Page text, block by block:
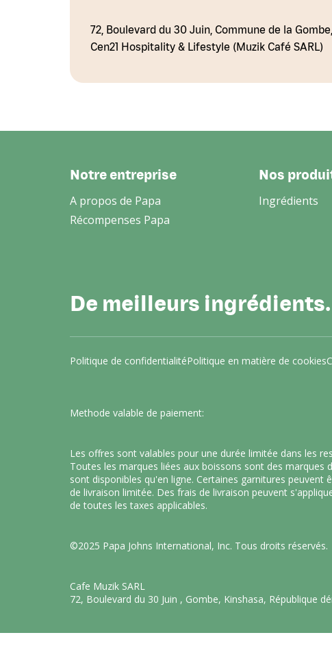
72, Boulevard du 30 Juin, Commune de la
Cen21 Hospitality & Lifestyle (Muzik Café SARL)
Notre entreprise
A propos de Papa
Récompenses Papa
Nos
Ingrédients
De meilleurs
Politique de confidentialitéPolitique en matière de cookies
Methode valable de paiement:
Les offres sont valables pour une durée limitée dans les
Toutes les marques liées aux boissons sont des marques
sont disponibles qu'en ligne. Certaines garnitures
de livraison limitée. Des frais de livraison peuvent
de toutes les taxes applicables.
©2025 Papa Johns International, Inc. Tous droits réservés.
Cafe Muzik SARL
72, Boulevard du 30 Juin , Gombe, Kinshasa, République